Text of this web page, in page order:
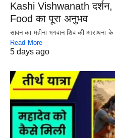
Kashi Vishwanath
Food का पूरा अनुभव
सावन का महीना भगवान शिव की आराधना
Read More
5 days ago